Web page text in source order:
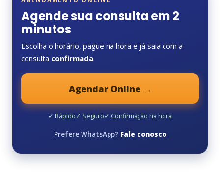
Agende sua consulta em 2
minutos
Escolha o horário, pague na hora e já saia com a
consulta confirmada.
Agendar Online →
✓ Rápido✓ Seguro✓ Confirmação na hora
Prefere WhatsApp? Fale conosco